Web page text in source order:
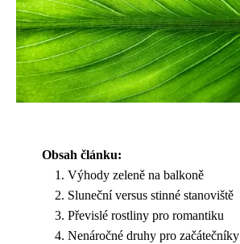
Obsah článku:
Výhody zeleně na balkoně
Sluneční versus stinné stanoviště
Převislé rostliny pro romantiku
Nenáročné druhy pro začátečníky